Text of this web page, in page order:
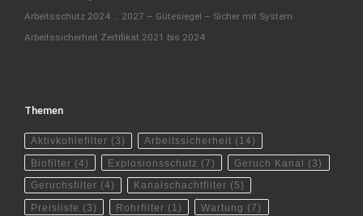
Arbeitsschutz 2024 … 2027 – Gütesiegel – Sicher mit System
Arbeitssicherheit Zertifikat 2021 bis 2024
Themen
Aktivkohlefilter (3) Arbeitssicherheit (14)
Biofilter (4) Explosionsschutz (7) Geruch Kanal (3)
Geruchsfilter (4) Kanalschachtfilter (5)
Preisliste (3) Rohrfilter (1) Wartung (7)